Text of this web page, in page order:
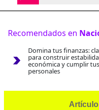
Recomendados en
Domina tus finanzas:
para construir
económica y cumplir
personales